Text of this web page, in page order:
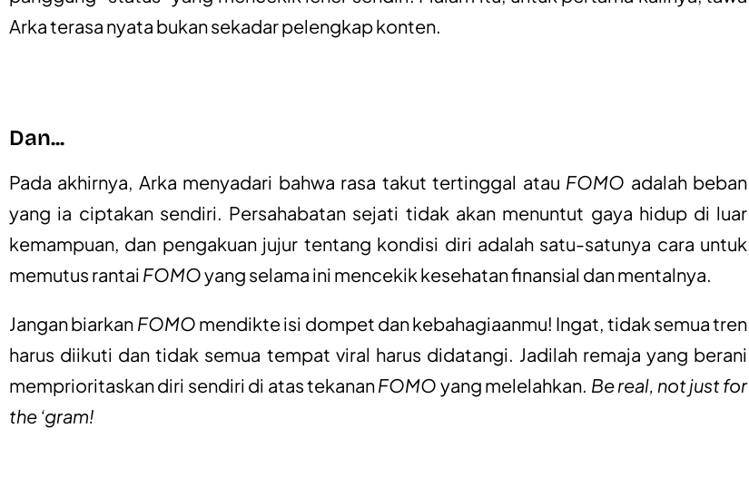
Arka terasa nyata bukan sekadar pelengkap konten.
Dan...
Pada akhirnya, Arka menyadari bahwa rasa takut tertinggal atau FOMO adalah beban
yang ia ciptakan sendiri. Persahabatan sejati tidak akan menuntut gaya hidup di luar
kemampuan, dan pengakuan jujur tentang kondisi diri adalah satu-satunya cara untuk
memutus rantai FOMOyang selama ini mencekik kesehatan finansial dan mentalnya.
Jangan biarkan FOMO mendikte isi dompet dan kebahagiaanmu! Ingat, tidak semua tren
harus diikuti dan tidak semua tempat viral harus didatangi. Jadilah remaja yang berani
memprioritaskan diri sendiri di atas tekananFOMO yang melelahkan. Be real, not just for
the ‘gram!